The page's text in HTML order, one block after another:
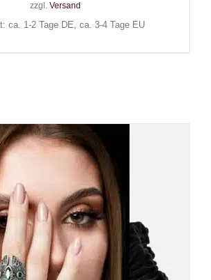
zzgl. Versand
ca. 1-2 Tage DE, ca. 3-4 Tage EU